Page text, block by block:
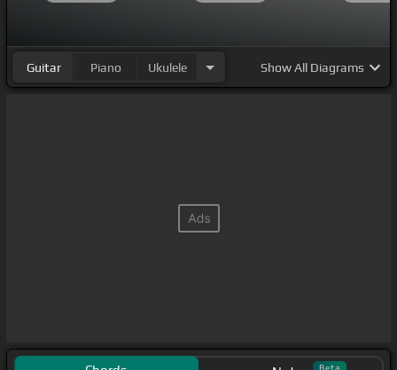
Guitar Piano Ukulele ShowAll Diagrams
Beta